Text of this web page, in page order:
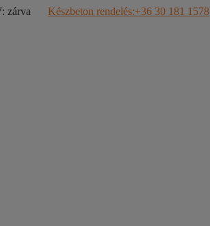
zárva
Készbeton rendelés:+36 30 181 1578